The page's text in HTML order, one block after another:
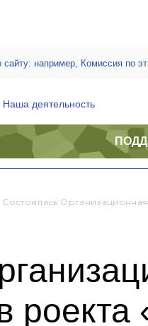
Наша деятельность
Состоялась